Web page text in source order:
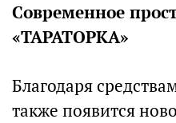
Современное
«ТАРАТОРКА»
Благодаря
также появится